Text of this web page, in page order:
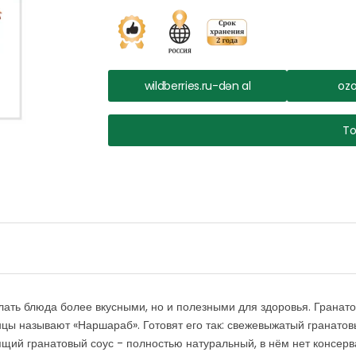
wildberries.ru-dən al
блюда более вкусными, но и полезными для здоровья.
называют «Наршараб». Готовят его так: свежевыжатый
гранатовый соус - полностью натуральный, в нём нет